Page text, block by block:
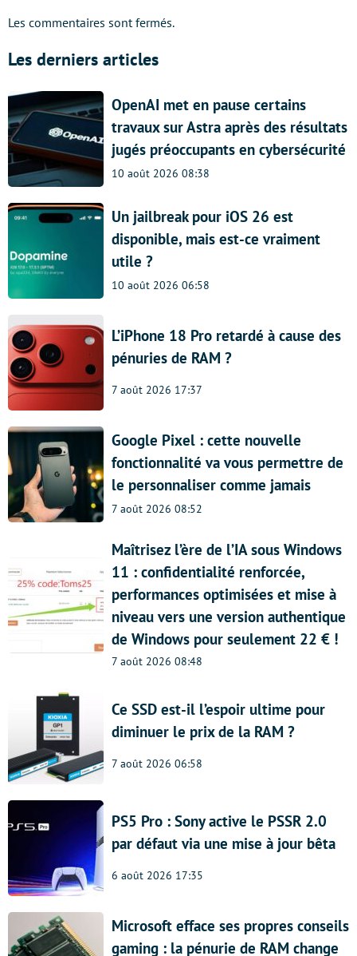
Les commentaires sont fermés.
Les derniers articles
OpenAI met en pause certains
travaux sur Astra après des résultats
jugés préoccupants en cybersécurité
10 août 2026 08:38
Un jailbreak pour iOS 26 est
disponible, mais est-ce vraiment
utile ?
10 août 2026 06:58
L’iPhone 18 Pro retardé à cause des
pénuries de RAM ?
7 août 2026 17:37
Google Pixel : cette nouvelle
fonctionnalité va vous permettre de
le personnaliser comme jamais
7 août 2026 08:52
Maîtrisez l’ère de l’IA sous Windows
11 : confidentialité renforcée,
performances optimisées et mise à
niveau vers une version authentique
de Windows pour seulement 22 € !
7 août 2026 08:48
Ce SSD est-il l’espoir ultime pour
diminuer le prix de la RAM ?
7 août 2026 06:58
PS5 Pro : Sony active le PSSR 2.0
par défaut via une mise à jour bêta
6 août 2026 17:35
Microsoft efface ses propres conseils
gaming : la pénurie de RAM change